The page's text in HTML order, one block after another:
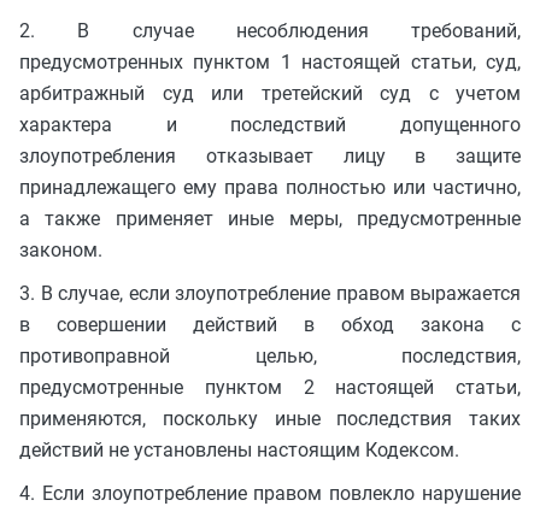
2. В случае несоблюдения требований,
предусмотренных пунктом 1 настоящей статьи, суд,
арбитражный суд или третейский суд с учетом
характера и последствий допущенного
злоупотребления отказывает лицу в защите
принадлежащего ему права полностью или частично,
а также применяет иные меры, предусмотренные
законом.
3. В случае, если злоупотребление правом выражается
в совершении действий в обход закона с
противоправной целью, последствия,
предусмотренные пунктом 2 настоящей статьи,
применяются, поскольку иные последствия таких
действий не установлены настоящим Кодексом.
4. Если злоупотребление правом повлекло нарушение